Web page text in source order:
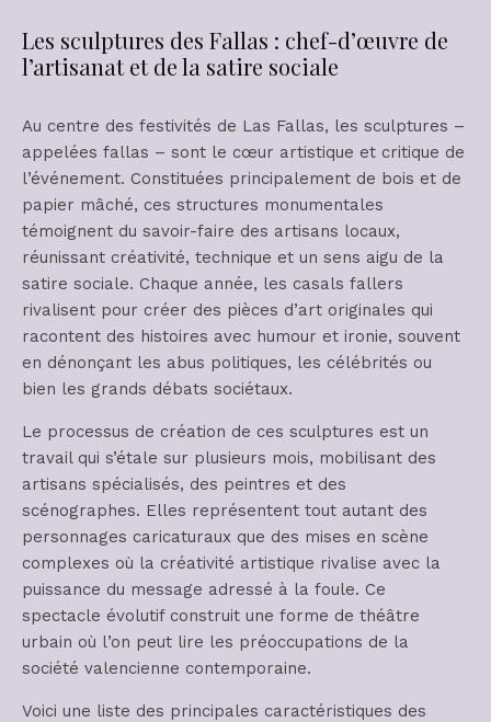
Les sculptures des Fallas : chef-d’œuvre de
l’artisanat et de la satire sociale
Au centre des festivités de Las Fallas, les sculptures –
appelées fallas – sont le cœur artistique et critique de
l’événement. Constituées principalement de bois et de
papier mâché, ces structures monumentales
témoignent du savoir-faire des artisans locaux,
réunissant créativité, technique et un sens aigu de la
satire sociale. Chaque année, les casals fallers
rivalisent pour créer des pièces d’art originales qui
racontent des histoires avec humour et ironie, souvent
en dénonçant les abus politiques, les célébrités ou
bien les grands débats sociétaux.
Le processus de création de ces sculptures est un
travail qui s’étale sur plusieurs mois, mobilisant des
artisans spécialisés, des peintres et des
scénographes. Elles représentent tout autant des
personnages caricaturaux que des mises en scène
complexes où la créativité artistique rivalise avec la
puissance du message adressé à la foule. Ce
spectacle évolutif construit une forme de théâtre
urbain où l’on peut lire les préoccupations de la
société valencienne contemporaine.
Voici une liste des principales caractéristiques des